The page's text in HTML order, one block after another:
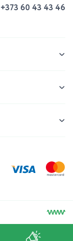
+373 60 43 43 46